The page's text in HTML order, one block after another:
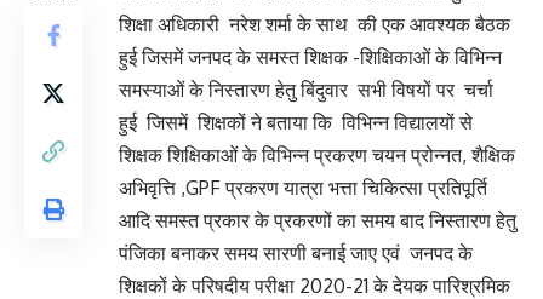
शिक्षा अधिकारी नरेश शर्मा के साथ की एक आवश्यक बैठक
हुई जिसमें जनपद के समस्त शिक्षक -शिक्षिकाओं के विभिन्न
समस्याओं के निस्तारण हेतु बिंदुवार सभी विषयों पर चर्चा
हुई जिसमें शिक्षकों ने बताया कि विभिन्न विद्यालयों से
शिक्षक शिक्षिकाओं के विभिन्न प्रकरण चयन प्रोन्नत, शैक्षिक
अभिवृत्ति ,GPF प्रकरण यात्रा भत्ता चिकित्सा प्रतिपूर्ति
आदि समस्त प्रकार के प्रकरणों का समय बाद निस्तारण हेतु
पंजिका बनाकर समय सारणी बनाई जाए एवं जनपद के
शिक्षकों के परिषदीय परीक्षा 2020-21 के देयक पारिश्रमिक